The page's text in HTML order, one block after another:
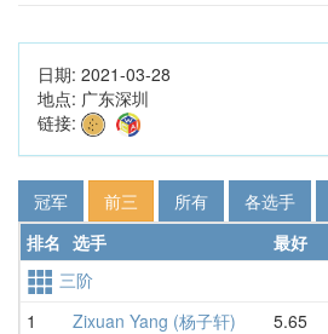
日期: 2021-03-28
地点: 广东深圳
链接:
冠军 前三 所有 各选手
排名 选手 最好
三阶
1
Zixuan Yang (杨子轩) 5.65